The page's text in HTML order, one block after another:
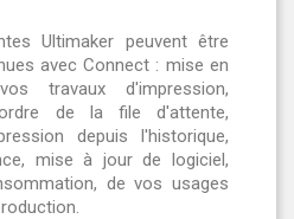
Ultimaker peuvent être
avec Connect : mise en
travaux d'impression,
de la file d'attente,
depuis l'historique,
mise à jour de logiciel,
de vos usages